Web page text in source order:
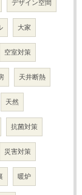
デザイン空間
大家
空室対策
天井断熱
天然
抗菌対策
災害対策
暖炉